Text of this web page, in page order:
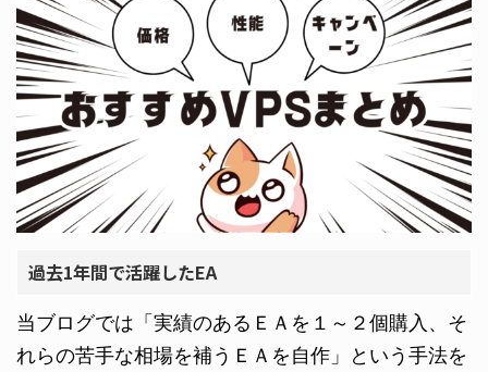
過去1年間で活躍したEA
当ブログでは「実績のあるＥＡを１～２個購入、そ
れらの苦手な相場を補うＥＡを自作」という手法を